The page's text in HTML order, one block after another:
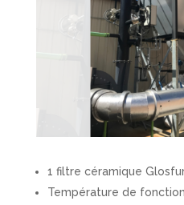
1 filtre céramique
Température de